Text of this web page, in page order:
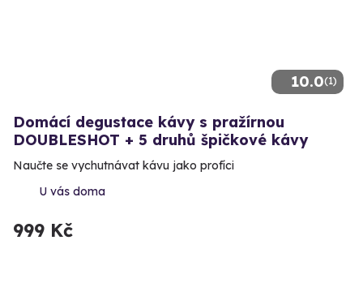
10.0(1)
Domácí degustace kávy s pražírnou
DOUBLESHOT + 5 druhů špičkové kávy
Naučte se vychutnávat kávu jako profíci
U vás doma
999 Kč